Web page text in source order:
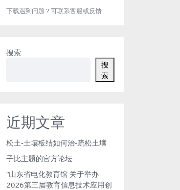
下载遇到问题？可联系客服或反馈
搜索
搜
索
近期文章
松土-土壤板结如何治-疏松土壤
子比主题的官方论坛
“山东省电化教育馆 关于举办
2026第三届教育信息技术应用创